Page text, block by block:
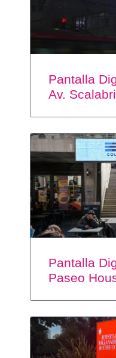
Pantalla
Av.
Pantalla
Paseo